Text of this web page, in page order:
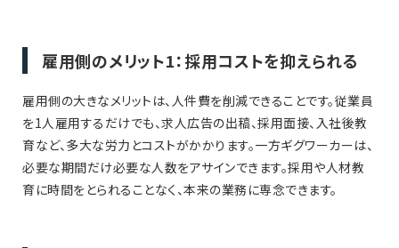
雇用側のメリット1：採用コストを抑えられる
雇用側の大きなメリットは、人件費を削減できることです。従業員
を1人雇用するだけでも、求人広告の出稿、採用面接、入社後教
育など、多大な労力とコストがかかります。一方ギグワーカーは、
必要な期間だけ必要な人数をアサインできます。採用や人材教
育に時間をとられることなく、本来の業務に専念できます。